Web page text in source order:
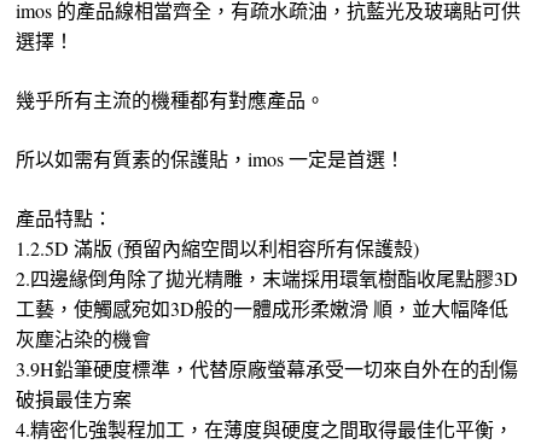
imos 的產品線相當齊全，有疏水疏油，抗藍光及玻璃貼可供
選擇！
幾乎所有主流的機種都有對應產品。
所以如需有質素的保護貼，imos 一定是首選！
產品特點：
1.2.5D 滿版 (預留內縮空間以利相容所有保護殼)
2.四邊緣倒角除了拋光精雕，末端採用環氧樹酯收尾點膠3D
工藝，使觸感宛如3D般的一體成形柔嫩滑 順，並大幅降低
灰塵沾染的機會
3.9H鉛筆硬度標準，代替原廠螢幕承受一切來自外在的刮傷
破損最佳方案
4.精密化強製程加工，在薄度與硬度之間取得最佳化平衡，